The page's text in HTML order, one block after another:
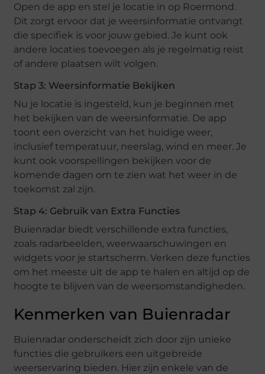
Open de app en stel je locatie in op Roermond.
Dit zorgt ervoor dat je weersinformatie ontvangt
die specifiek is voor jouw gebied. Je kunt ook
andere locaties toevoegen als je regelmatig reist
of andere plaatsen wilt volgen.
Stap 3: Weersinformatie Bekijken
Nu je locatie is ingesteld, kun je beginnen met
het bekijken van de weersinformatie. De app
toont een overzicht van het huidige weer,
inclusief temperatuur, neerslag, wind en meer. Je
kunt ook voorspellingen bekijken voor de
komende dagen om te zien wat het weer in de
toekomst zal zijn.
Stap 4: Gebruik van Extra Functies
Buienradar biedt verschillende extra functies,
zoals radarbeelden, weerwaarschuwingen en
widgets voor je startscherm. Verken deze functies
om het meeste uit de app te halen en altijd op de
hoogte te blijven van de weersomstandigheden.
Kenmerken van Buienradar
Buienradar onderscheidt zich door zijn unieke
functies die gebruikers een uitgebreide
weerservaring bieden. Hier zijn enkele van de